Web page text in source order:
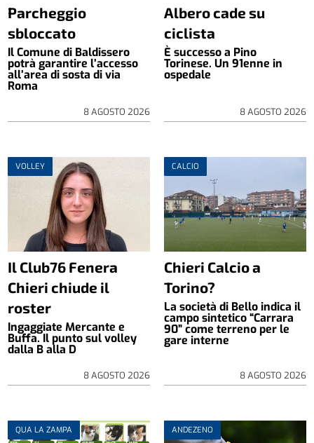
Parcheggio
sbloccato
Il Comune di Baldissero
potrà garantire l’accesso
all’area di sosta di via
Roma
8 AGOSTO 2026
Albero cade su
ciclista
È successo a Pino
Torinese. Un 91enne in
ospedale
8 AGOSTO 2026
VOLLEY
Il Club76 Fenera
Chieri chiude il
roster
Ingaggiate Mercante e
Buffa. Il punto sul volley
dalla B alla D
8 AGOSTO 2026
CALCIO
Chieri Calcio a
Torino?
La società di Bello indica il
campo sintetico “Carrara
90” come terreno per le
gare interne
8 AGOSTO 2026
QUA LA ZAMPA ANDEZENO